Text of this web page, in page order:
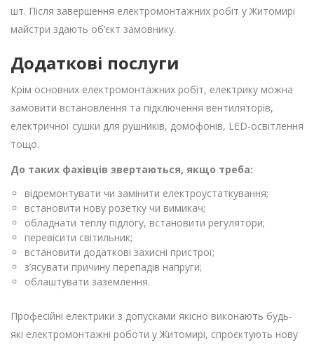
шт. Після завершення електромонтажних робіт у Житомирі
майстри здають об’єкт замовнику.
Додаткові послуги
Крім основних електромонтажних робіт, електрику можна
замовити встановлення та підключення вентиляторів,
електричної сушки для рушників, домофонів, LED-освітлення
тощо.
До таких фахівців звертаються, якщо треба:
відремонтувати чи замінити електроустаткування;
встановити нову розетку чи вимикач;
обладнати теплу підлогу, встановити регулятори;
перевісити світильник;
встановити додаткові захисні пристрої;
з’ясувати причину перепадів напруги;
облаштувати заземлення.
Професійні електрики з допусками якісно виконають будь-
які електромонтажні роботи у Житомирі, спроєктують нову